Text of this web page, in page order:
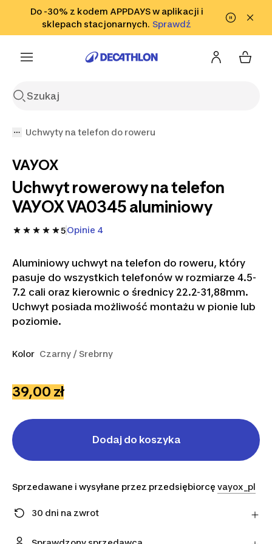
Przejdź do wyszukiwania Przejdź do treści
Przejdź
do stopki
Do -30% z kodem APPDAYS w aplikacji i
sklepach stacjonarnych. Sprawdź
Sprawdź
Uchwyty na telefon do roweru
VAYOX
Uchwyt rowerowy na telefon
VAYOX VA0345 aluminiowy
5Opinie 4
Aluminiowy uchwyt na telefon do roweru, który
pasuje do wszystkich telefonów w rozmiarze 4.5-
7.2 cali oraz kierownic o średnicy 22.2-31,88mm.
Uchwyt posiada możliwość montażu w pionie lub
poziomie.
Kolor Czarny / Srebrny
39,00 zł
Dodaj do koszyka
Sprzedawane i wysyłane przez przedsiębiorcę vayox_pl
30 dni na zwrot
bezpośrednio do sprzedawcy w ciągu 30 dni,